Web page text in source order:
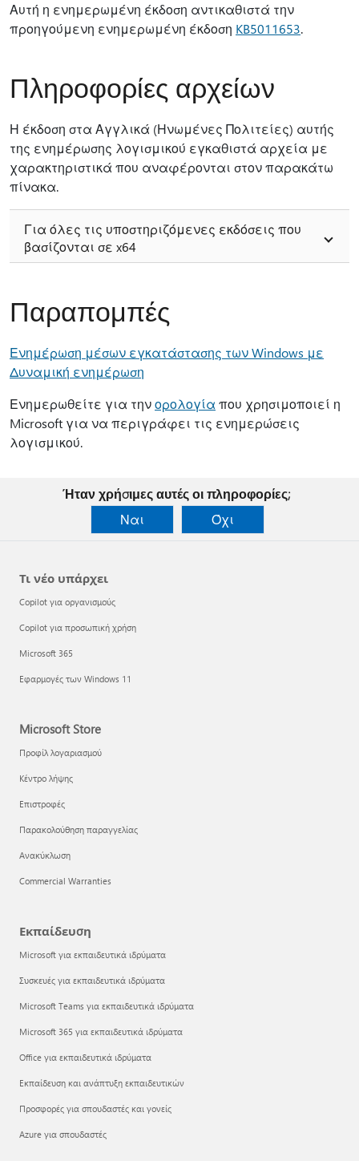
Αυτή η ενημερωμένη έκδοση αντικαθιστά την
προηγούμενη ενημερωμένη έκδοση KB5011653.
Πληροφορίες αρχείων
Η έκδοση στα Αγγλικά (Ηνωμένες Πολιτείες) αυτής
της ενημέρωσης λογισμικού εγκαθιστά αρχεία με
χαρακτηριστικά που αναφέρονται στον παρακάτω
πίνακα.
Για όλες τις υποστηριζόμενες εκδόσεις που
βασίζονται σε x64
Παραπομπές
Ενημέρωση μέσων εγκατάστασης των Windows με
Δυναμική ενημέρωση
Ενημερωθείτε για τηνορολογία που χρησιμοποιεί η
Microsoft για να περιγράφει τις ενημερώσεις
λογισμικού.
Ήταν χρήσιμες αυτές οι πληροφορίες;
Ναι
Όχι
Τι νέο υπάρχει
Copilot για οργανισμούς
Copilot για προσωπική χρήση
Microsoft 365
Εφαρμογές των Windows 11
Microsoft Store
Προφίλ λογαριασμού
Κέντρο λήψης
Επιστροφές
Παρακολούθηση παραγγελίας
Ανακύκλωση
Commercial Warranties
Εκπαίδευση
Microsoft για εκπαιδευτικά ιδρύματα
Συσκευές για εκπαιδευτικά ιδρύματα
Microsoft Teams για εκπαιδευτικά ιδρύματα
Microsoft 365 για εκπαιδευτικά ιδρύματα
Office για εκπαιδευτικά ιδρύματα
Εκπαίδευση και ανάπτυξη εκπαιδευτικών
Προσφορές για σπουδαστές και γονείς
Azure για σπουδαστές